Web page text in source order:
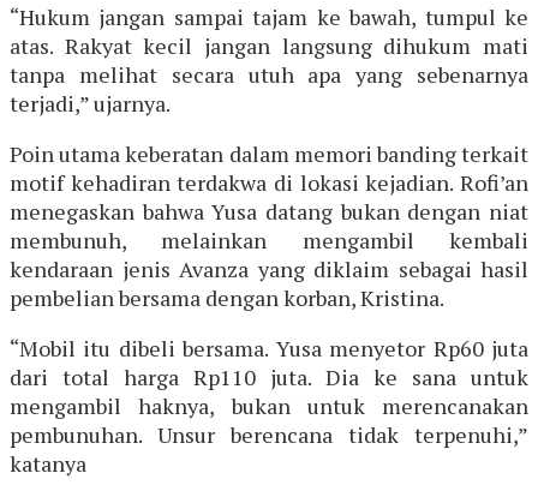
“Hukum jangan sampai tajam ke bawah, tumpul ke
atas. Rakyat kecil jangan langsung dihukum mati
tanpa melihat secara utuh apa yang sebenarnya
terjadi,” ujarnya.
Poin utama keberatan dalam memori banding terkait
motif kehadiran terdakwa di lokasi kejadian. Rofi’an
menegaskan bahwa Yusa datang bukan dengan niat
membunuh, melainkan mengambil kembali
kendaraan jenis Avanza yang diklaim sebagai hasil
pembelian bersama dengan korban, Kristina.
“Mobil itu dibeli bersama. Yusa menyetor Rp60 juta
dari total harga Rp110 juta. Dia ke sana untuk
mengambil haknya, bukan untuk merencanakan
pembunuhan. Unsur berencana tidak terpenuhi,”
katanya